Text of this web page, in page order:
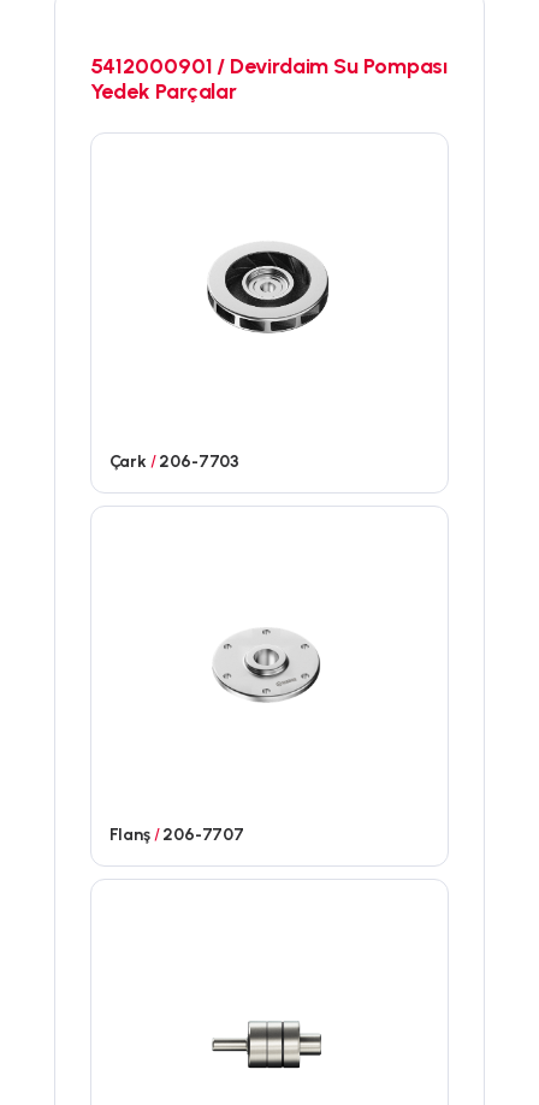
5412000901 / Devirdaim Su Pompası
Yedek Parçalar
Çark /206-7703
Flanş/206-7707